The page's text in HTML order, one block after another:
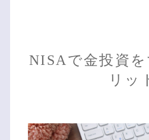
NISAで金投資
リッ